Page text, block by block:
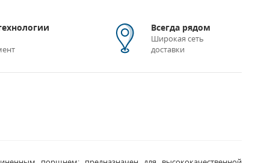
Всегда рядом
Широкая сеть
доставки